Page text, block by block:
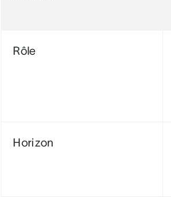
Rôle
Horizon